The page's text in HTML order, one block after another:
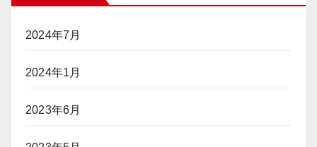
2024年7月
2024年1月
2023年6月